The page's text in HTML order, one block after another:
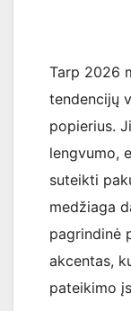
Tarp 2026
tendencijų
popierius.
lengvumo,
suteikti
medžiaga
pagrindinė
akcentas,
pateikimo